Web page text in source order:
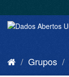
Grupos